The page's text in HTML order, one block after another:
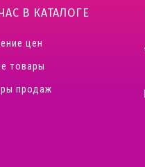
В КАТАЛОГЕ
цен
товары
продаж